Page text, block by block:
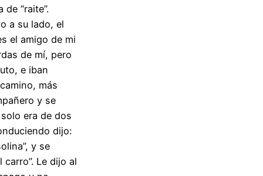
“raite”.
a su lado, el
el amigo de mi
de mí, pero
e iban
más
y se
era de dos
dijo:
y se
Le dijo al